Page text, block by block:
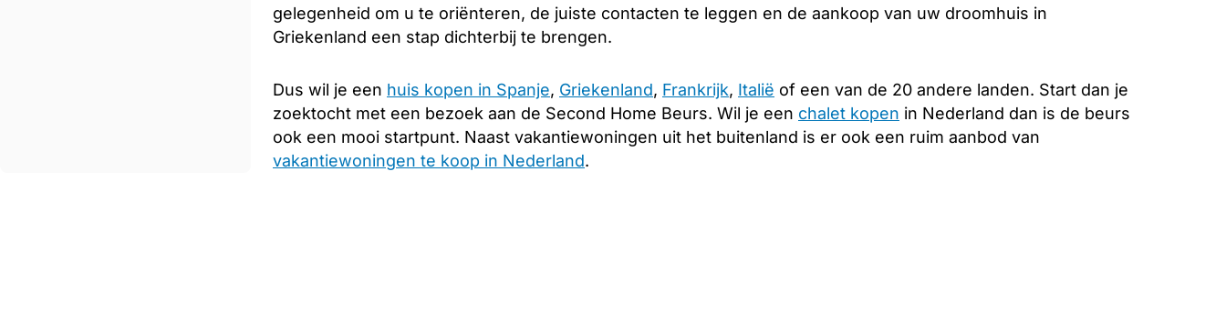
gelegenheid om u te oriënteren, de juiste contacten te leggen en de aankoop van uw droomhuis in
Griekenland een stap dichterbij te brengen.
Dus wil je een huis kopen in Spanje, Griekenland, Frankrijk, Italië of een van de 20 andere landen. Start dan je
zoektocht met een bezoek aan de Second Home Beurs. Wil je een chalet kopen in Nederland dan is de beurs
ook een mooi startpunt. Naast vakantiewoningen uit het buitenland is er ook een ruim aanbod van
vakantiewoningen te koop in Nederland.